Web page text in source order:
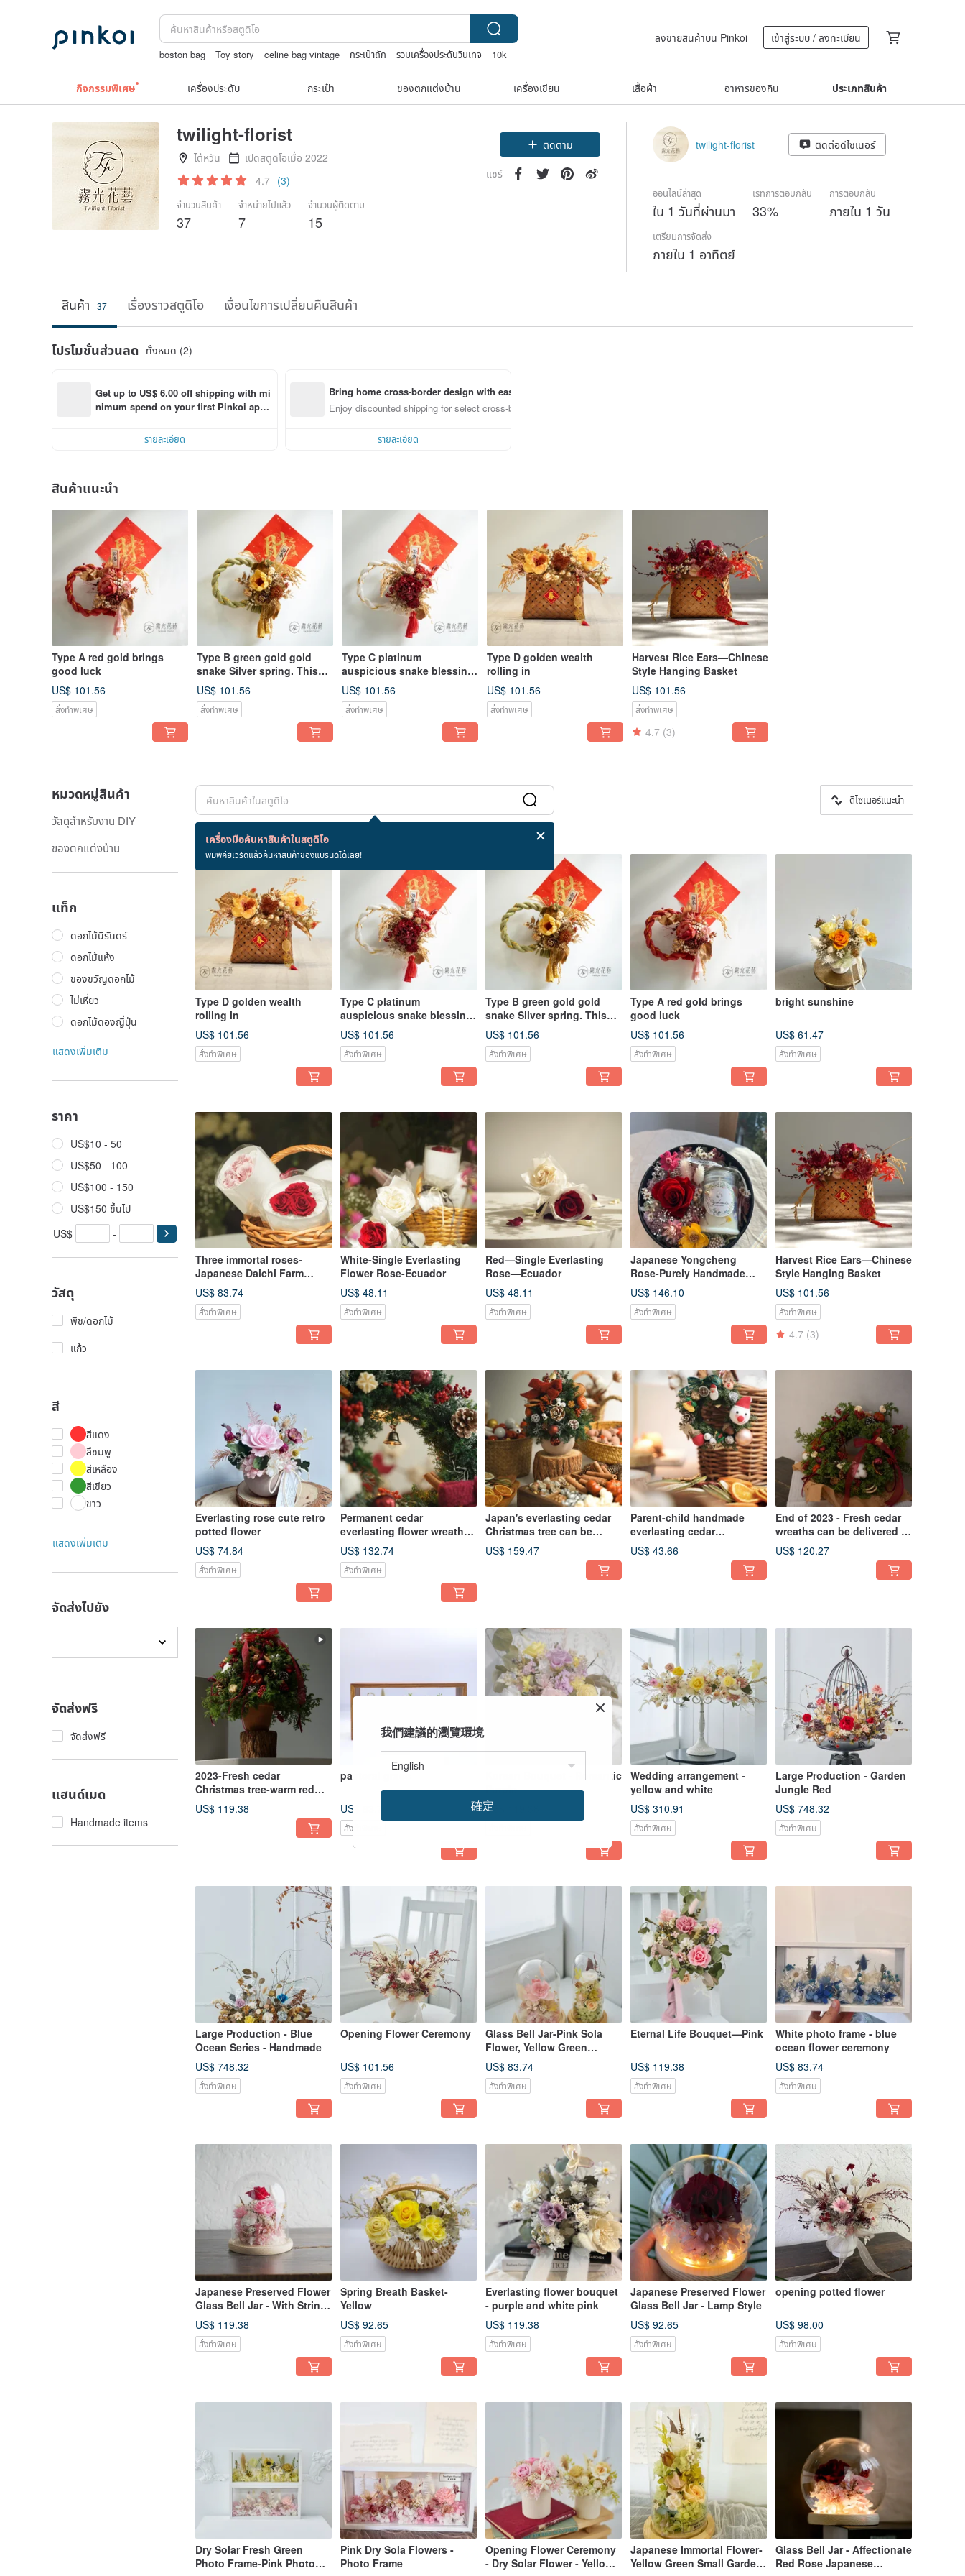
boston bag Toy story celine bag vintage กระเป๋าถัก รวมเครื่องประดับวินเทจ
10k
ลงขายสินค้าบน Pinkoi เข้าสู่ระบบ / ลงทะเบียน
กิจกรรมพิเศษ เครื่องประดับ กระเป๋า ของตกแต่งบ้าน เครื่องเขียน เสื้อผ้า อาหารของกิน ประเภทสินค้า
twilight-florist
ไต้หวัน
เปิดสตูดิโอเมื่อ 2022
4.7 (3)
จำนวนสินค้า
37
จำหน่ายไปแล้ว
7
จำนวนผู้ติดตาม
15
ติดตาม
แชร์
twilight-florist ติดต่อดีไซเนอร์
ออนไลน์ล่าสุด
ใน 1 วันที่ผ่านมา
เรทการตอบกลับ
33%
การตอบกลับ
ภายใน 1 วัน
เตรียมการจัดส่ง
ภายใน 1 อาทิตย์
สินค้า 37 เรื่องราวสตูดิโอ เงื่อนไขการเปลี่ยนคืนสินค้า
โปรโมชั่นส่วนลด ทั้งหมด (2)
Get up to US$ 6.00 off shipping with mi
nimum spend on your first Pinkoi app
รายละเอียด
Bring home cross-border design with ease
Enjoy discounted shipping for select cross-border items
รายละเอียด
สินค้าแนะนำ
Type A red gold brings
good luck
US$ 101.56
สั่งทำพิเศษ
Type B green gold gold
snake Silver spring. This
year’s bestseller.
US$ 101.56
สั่งทำพิเศษ
Type C platinum
auspicious snake blessing.
Suitable for shopping malls
US$ 101.56
สั่งทำพิเศษ
Type D golden wealth
rolling in
US$ 101.56
สั่งทำพิเศษ
Harvest Rice Ears—Chinese
Style Hanging Basket
US$ 101.56
สั่งทำพิเศษ
4.7 (3)
หมวดหมู่สินค้า
วัสดุสำหรับงาน DIY
ของตกแต่งบ้าน
แท็ก
ดอกไม้นิรันดร์
ดอกไม้แห้ง
ของขวัญดอกไม้
ไม่เหี่ยว
ดอกไม้ดองญี่ปุ่น
แสดงเพิ่มเติม
ราคา
US$10 - 50
US$50 - 100
US$100 - 150
US$150 ขึ้นไป
US$
-
วัสดุ
พืช/ดอกไม้
แก้ว
สี
สีแดง
สึชมพู
สีเหลือง
สีเขียว
ขาว
แสดงเพิ่มเติม
จัดส่งไปยัง
จัดส่งฟรี
จัดส่งฟรี
แฮนด์เมด
Handmade items
เครื่องมือค้นหาสินค้าในสตูดิโอ
พิมพ์คีย์เวิร์ดแล้วค้นหาสินค้าของแบรนด์ได้เลย!
ดีไซเนอร์แนะนำ
สินค้า 37 ชิ้น
Type D golden wealth
rolling in
US$ 101.56
สั่งทำพิเศษ
Type C platinum
auspicious snake blessing.
Suitable for shopping malls
US$ 101.56
สั่งทำพิเศษ
Type B green gold gold
snake Silver spring. This
year’s bestseller.
US$ 101.56
สั่งทำพิเศษ
Type A red gold brings
good luck
US$ 101.56
สั่งทำพิเศษ
bright sunshine
US$ 61.47
สั่งทำพิเศษ
Three immortal roses-
Japanese Daichi Farm
immortal roses
US$ 83.74
สั่งทำพิเศษ
White-Single Everlasting
Flower Rose-Ecuador
US$ 48.11
สั่งทำพิเศษ
Red—Single Everlasting
Rose—Ecuador
US$ 48.11
สั่งทำพิเศษ
Japanese Yongcheng
Rose-Purely Handmade
Natural Fragrance Garden
Candle
US$ 146.10
สั่งทำพิเศษ
Harvest Rice Ears—Chinese
Style Hanging Basket
US$ 101.56
สั่งทำพิเศษ
4.7 (3)
Everlasting rose cute retro
potted flower
US$ 74.84
สั่งทำพิเศษ
Permanent cedar
everlasting flower wreath-
20 cm rattan circle can be
delivered at home and
materials package is
US$ 132.74
สั่งทำพิเศษ
Japan's everlasting cedar
Christmas tree can be
delivered at home and can
be packaged with materials
US$ 159.47
Parent-child handmade
everlasting cedar
Christmas flowers can be
delivered at home and can
be packaged with materials
US$ 43.66
End of 2023 - Fresh cedar
wreaths can be delivered at
home and materials can be
packaged
US$ 120.27
2023-Fresh cedar
Christmas tree-warm red
series light string
US$ 119.38
pastoral grass
US$ 83.74
สั่งทำพิเศษ
Korean Bouquet - Romantic
Purple
US$ 119.38
Wedding arrangement -
yellow and white
US$ 310.91
สั่งทำพิเศษ
Large Production - Garden
Jungle Red
US$ 748.32
สั่งทำพิเศษ
Large Production - Blue
Ocean Series - Handmade
US$ 748.32
สั่งทำพิเศษ
Opening Flower Ceremony
US$ 101.56
สั่งทำพิเศษ
Glass Bell Jar-Pink Sola
Flower, Yellow Green
Preserved Flower
US$ 83.74
สั่งทำพิเศษ
Eternal Life Bouquet—Pink
US$ 119.38
สั่งทำพิเศษ
White photo frame - blue
ocean flower ceremony
US$ 83.74
สั่งทำพิเศษ
Japanese Preserved Flower
Glass Bell Jar - With String
Lights
US$ 119.38
สั่งทำพิเศษ
Spring Breath Basket-
Yellow
US$ 92.65
สั่งทำพิเศษ
Everlasting flower bouquet
- purple and white pink
US$ 119.38
สั่งทำพิเศษ
Japanese Preserved Flower
Glass Bell Jar - Lamp Style
US$ 92.65
สั่งทำพิเศษ
opening potted flower
US$ 98.00
สั่งทำพิเศษ
Dry Solar Fresh Green
Photo Frame-Pink Photo
Pink Dry Sola Flowers -
Photo Frame
Opening Flower Ceremony
- Dry Solar Flower - Yellow
Japanese Immortal Flower-
Yellow Green Small Garden-
Glass Bell Jar - Affectionate
Red Rose Japanese
我們建議的瀏覽環境
確定